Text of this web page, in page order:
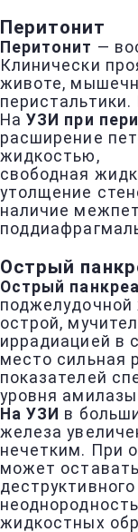
Перитонит
Перитонит —
Клинически
животе,
НаУЗИ при
расширение
жидкостью,
свободная
утолщение
наличие
Острый
Острый
острой,
иррадиацией в
место сильная
показателей
уровня
На УЗИ в
железа
нечетким. При
может
жидкостных